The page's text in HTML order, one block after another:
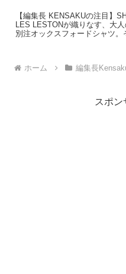
【編集長 KENSAKUの注目】
LES LESTONが織りなす、大
別注オックスフォードシャツ。
ホーム 編集長
スポン